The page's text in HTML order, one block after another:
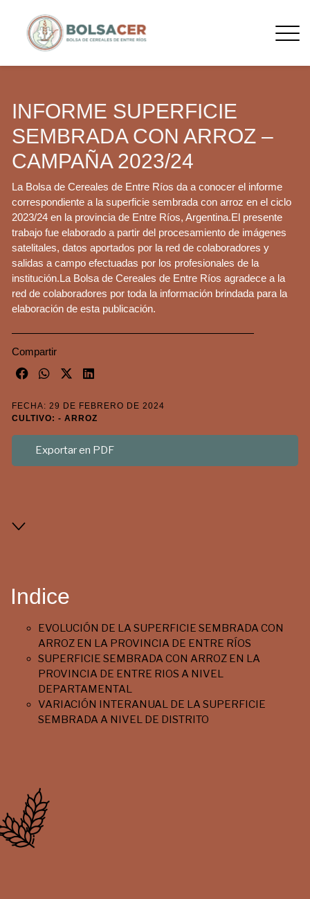
INFORME SUPERFICIE
SEMBRADA CON ARROZ –
CAMPAÑA 2023/24
La Bolsa de Cereales de Entre Ríos da a conocer el informe
correspondiente a la superficie sembrada con arroz en el ciclo
2023/24 en la provincia de Entre Ríos, Argentina.El presente
trabajo fue elaborado a partir del procesamiento de imágenes
satelitales, datos aportados por la red de colaboradores y
salidas a campo efectuadas por los profesionales de la
institución.La Bolsa de Cereales de Entre Ríos agradece a la
red de colaboradores por toda la información brindada para la
elaboración de esta publicación.
Compartir
FECHA: 29 DE FEBRERO DE 2024
CULTIVO: - ARROZ
Exportar en PDF
Indice
EVOLUCIÓN DE LA SUPERFICIE SEMBRADA CON
ARROZ EN LA PROVINCIA DE ENTRE RÍOS
SUPERFICIE SEMBRADA CON ARROZ EN LA
PROVINCIA DE ENTRE RIOS A NIVEL
DEPARTAMENTAL
VARIACIÓN INTERANUAL DE LA SUPERFICIE
SEMBRADA A NIVEL DE DISTRITO